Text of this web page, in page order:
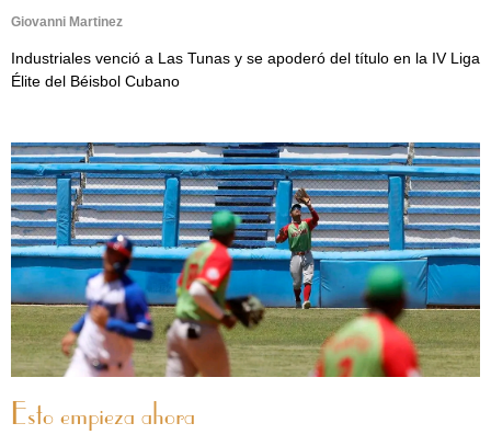
Giovanni Martinez
Industriales venció a Las Tunas y se apoderó del título en la IV Liga
Élite del Béisbol Cubano
Esto empieza ahora